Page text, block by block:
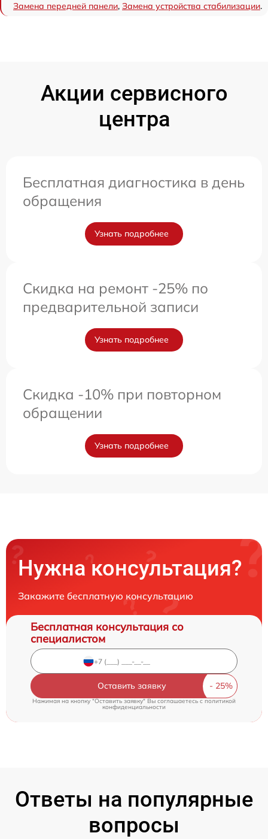
Замена передней панели, Замена устройства стабилизации.
Акции сервисного
центра
Бесплатная диагностика в день
обращения
Узнать подробнее
Скидка на ремонт -25% по
предварительной записи
Узнать подробнее
Скидка -10% при повторном
обращении
Узнать подробнее
Нужна консультация?
Закажите бесплатную консультацию
Бесплатная консультация со
специалистом
Оставить заявку
Нажимая на кнопку "Оставить заявку" Вы соглашаетесь c политикой
конфиденциальности
Ответы на популярные
вопросы